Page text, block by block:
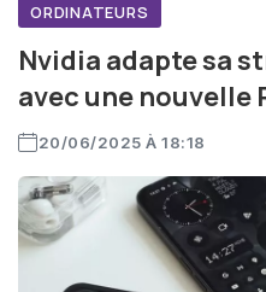
ORDINATEURS
Nvidia adapte sa
avec une nouvelle
20/06/2025 À 18:18